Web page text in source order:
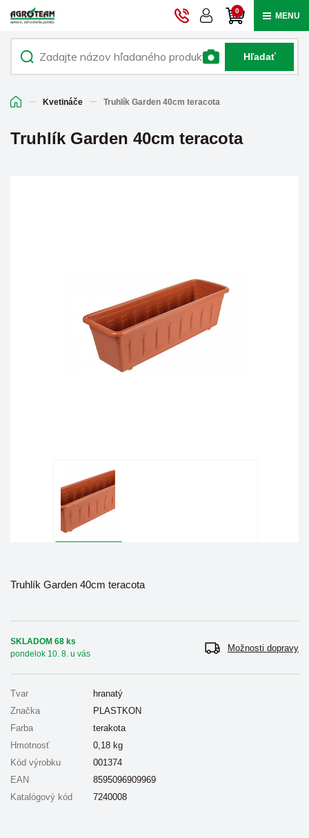
0 MENU
Hľadať
Kvetináče Truhlík Garden 40cm teracota
Truhlík Garden 40cm teracota
Truhlík Garden 40cm teracota
SKLADOM 68 ks
pondelok 10. 8. u vás
Možnosti dopravy
Tvar
hranatý
Značka
PLASTKON
Farba
terakota
Hmotnosť
0,18 kg
Kód výrobku
001374
EAN
8595096909969
Katalógový kód
7240008